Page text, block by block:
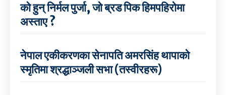
को हुन् निर्मल पुर्जा, जो ब्रड पिक हिमपहिरोमा
अस्ताए ?
नेपाल एकीकरणका सेनापति अमरसिंह थापाको
स्मृतिमा श्रद्धाञ्जली सभा (तस्वीरहरू)